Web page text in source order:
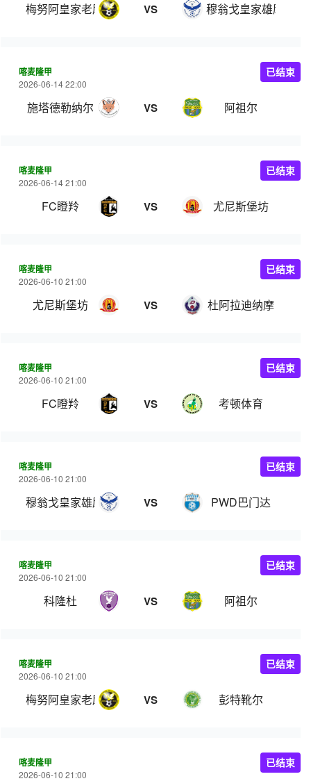
梅努阿皇家老鹰 VS 穆翁戈皇家雄鹰
喀麦隆甲
2026-06-14 22:00
施塔德勒纳尔 VS 阿祖尔
已结束
喀麦隆甲
2026-06-14 21:00
FC瞪羚 VS 尤尼斯堡坊
已结束
喀麦隆甲
2026-06-10 21:00
尤尼斯堡坊 VS 杜阿拉迪纳摩
已结束
喀麦隆甲
2026-06-10 21:00
FC瞪羚 VS 考顿体育
已结束
喀麦隆甲
2026-06-10 21:00
穆翁戈皇家雄鹰 VS PWD巴门达
已结束
喀麦隆甲
2026-06-10 21:00
科隆杜 VS 阿祖尔
已结束
喀麦隆甲
2026-06-10 21:00
梅努阿皇家老鹰 VS 彭特靴尔
已结束
喀麦隆甲
2026-06-10 21:00
已结束